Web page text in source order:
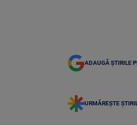
ADAUGĂ ȘTIRILE
URMĂREȘTE